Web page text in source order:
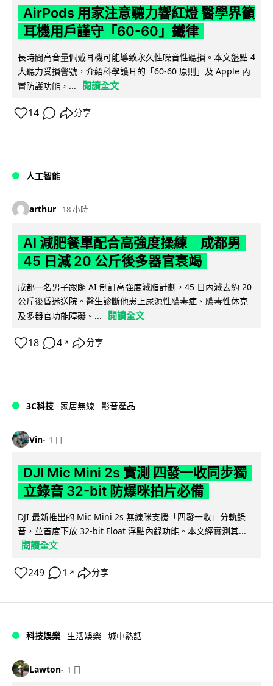
AirPods 用家注意聽力響紅燈 醫學界籲
耳機用戶謹守「60-60」鐵律
長時間高音量佩戴耳機可能導致永久性噪音性聽損。本文盤點 4
大聽力受損警號，介紹科學護耳的「60-60 原則」及 Apple 內
置防護功能，...
閱讀全文
14 分享
人工智能
arthur 18 小時
AI 減肥餐單配合高強度操練 成都男
45 日減 20 公斤後多器官衰竭
成都一名男子跟隨 AI 制訂高強度減脂計劃，45 日內減去約 20
公斤後昏迷送院。醫生診斷他患上尿源性膿毒症、膿毒性休克
及多器官功能障礙。...
閱讀全文
18 4 ↗ 分享
3C科技 家居無線 影音產品
Vin 1 日
DJI Mic Mini 2s 實測 四發一收同步獨
立錄音 32-bit 防爆咪拍片必備
DJI 最新推出的 Mic Mini 2s 無線咪支援「四發一收」分軌錄
音，並首度下放 32-bit Float 浮點內錄功能。本文經實測其...
閱讀全文
249 1 ↗ 分享
科技娛樂 生活娛樂 城中熱話
Lawton 1 日